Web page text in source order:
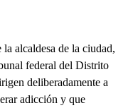
alcaldesa de la ciudad,
federal del Distrito
deliberadamente a
adicción y que